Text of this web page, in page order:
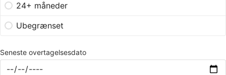
24+ måneder
Ubegrænset
Seneste overtagelsesdato